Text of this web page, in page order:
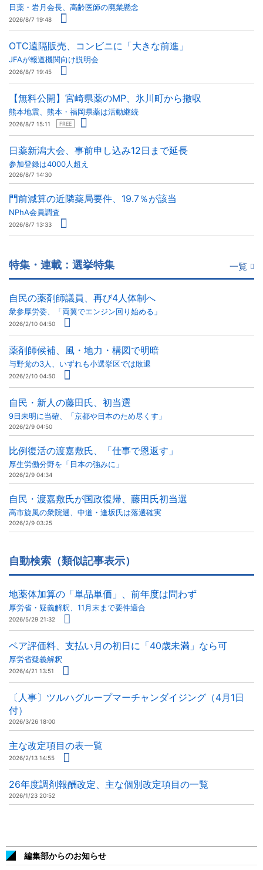
日薬・岩月会長、高齢医師の廃業懸念
2026/8/7 19:48
OTC遠隔販売、コンビニに「大きな前進」
JFAが報道機関向け説明会
2026/8/7 19:45
【無料公開】宮崎県薬のMP、氷川町から撤収
熊本地震、熊本・福岡県薬は活動継続
2026/8/7 15:11 FREE
日薬新潟大会、事前申し込み12日まで延長
参加登録は4000人超え
2026/8/7 14:30
門前減算の近隣薬局要件、19.7％が該当
NPhA会員調査
2026/8/7 13:33
特集・連載：選挙特集 一覧
自民の薬剤師議員、再び4人体制へ
衆参厚労委、「両翼でエンジン回り始める」
2026/2/10 04:50
薬剤師候補、風・地力・構図で明暗
与野党の3人、いずれも小選挙区では敗退
2026/2/10 04:50
自民・新人の藤田氏、初当選
9日未明に当確、「京都や日本のため尽くす」
2026/2/9 04:50
比例復活の渡嘉敷氏、「仕事で恩返す」
厚生労働分野を「日本の強みに」
2026/2/9 04:34
自民・渡嘉敷氏が国政復帰、藤田氏初当選
高市旋風の衆院選、中道・逢坂氏は落選確実
2026/2/9 03:25
自動検索（類似記事表示）
地薬体加算の「単品単価」、前年度は問わず
厚労省・疑義解釈、11月末まで要件適合
2026/5/29 21:32
ベア評価料、支払い月の初日に「40歳未満」なら可
厚労省疑義解釈
2026/4/21 13:51
〔人事〕ツルハグループマーチャンダイジング（4月1日
付）
2026/3/26 18:00
主な改定項目の表一覧
2026/2/13 14:55
26年度調剤報酬改定、主な個別改定項目の一覧
2026/1/23 20:52
編集部からのお知らせ